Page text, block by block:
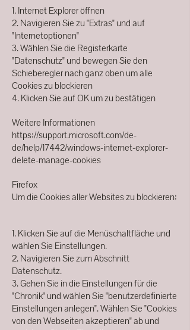
1. Internet Explorer öffnen
2. Navigieren Sie zu "Extras" und auf
"Internetoptionen"
3. Wählen Sie die Registerkarte
"Datenschutz" und bewegen Sie den
Schieberegler nach ganz oben um alle
Cookies zu blockieren
4. Klicken Sie auf OK um zu bestätigen
Weitere Informationen
https://support.microsoft.com/de-
de/help/17442/windows-internet-explorer-
delete-manage-cookies
Firefox
Um die Cookies aller Websites zu blockieren:
1. Klicken Sie auf die Menüschaltfläche und
wählen Sie Einstellungen.
2. Navigieren Sie zum Abschnitt
Datenschutz.
3. Gehen Sie in die Einstellungen für die
"Chronik" und wählen Sie "benutzerdefinierte
Einstellungen anlegen". Wählen Sie "Cookies
von den Webseiten akzeptieren" ab und